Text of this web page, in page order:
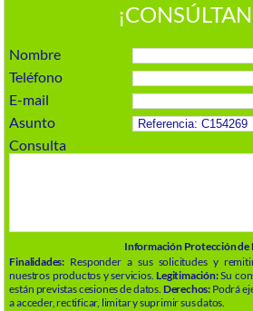
Nombre
Teléfono
E-mail
Asunto
Consulta
Información Protección de
Finalidades: Responder a sus solicitudes y
nuestros productos y servicios.Legitimación:Su
están previstas cesiones de datos. Derechos: Podrá
a acceder, rectificar, limitar y suprimir sus datos.